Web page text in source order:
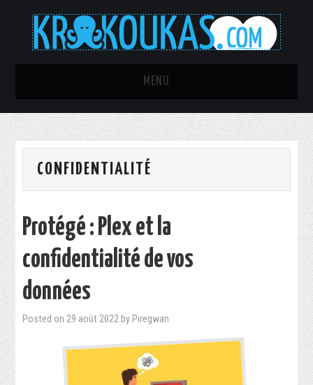
MENU
TOUS LES ARTICLES
C’ÉTAIT MIEUX AVANT !
PROJET RAINMETER ULTRA
SEXY
IT-PORN
CONFIDENTIALITÉ
Protégé : Plex et la
confidentialité de vos
données
Posted on 29 août 2022 by Piregwan